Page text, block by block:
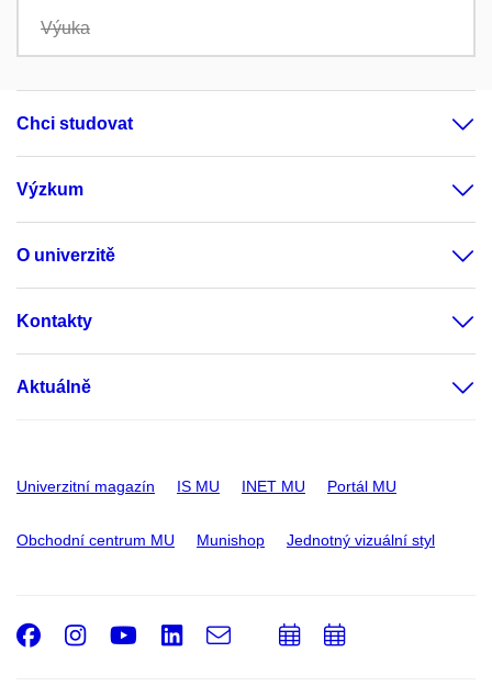
Výuka
Chci studovat
Výzkum
O univerzitě
Kontakty
Aktuálně
Univerzitní magazín IS MU INET MU Portál MU
Obchodní centrum MU Munishop Jednotný vizuální styl
Facebook
Instagram
Youtube
LinkedIn
e-
Email
PřidatPřidat